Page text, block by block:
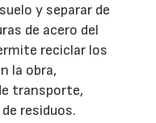
y separar de
de acero del
reciclar los
la obra,
transporte,
residuos.